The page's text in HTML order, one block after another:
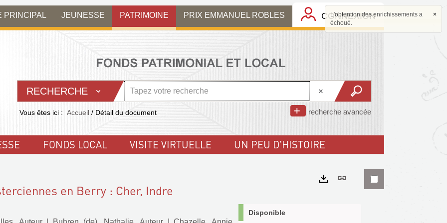
PRINCIPAL JEUNESSE PATRIMOINE PRIX EMMANUEL ROBLES CONNEXION
RECHERCHE
recherche avancée
Vous êtes ici : Accueil / Détail du document
FONDS LOCAL VISITE VIRTUELLE UN PEU D'HISTOIRE
en Berry : Cher, Indre
Lien
Disponible
×
L'obtention des enrichissements a
échoué.